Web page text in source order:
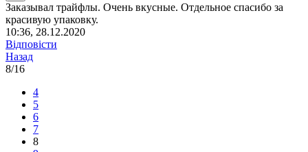
Заказывал трайфлы. Очень вкусные. Отдельное спасибо за
красивую упаковку.
10:36, 28.12.2020
Відповісти
Назад
8/16
4
5
6
7
8